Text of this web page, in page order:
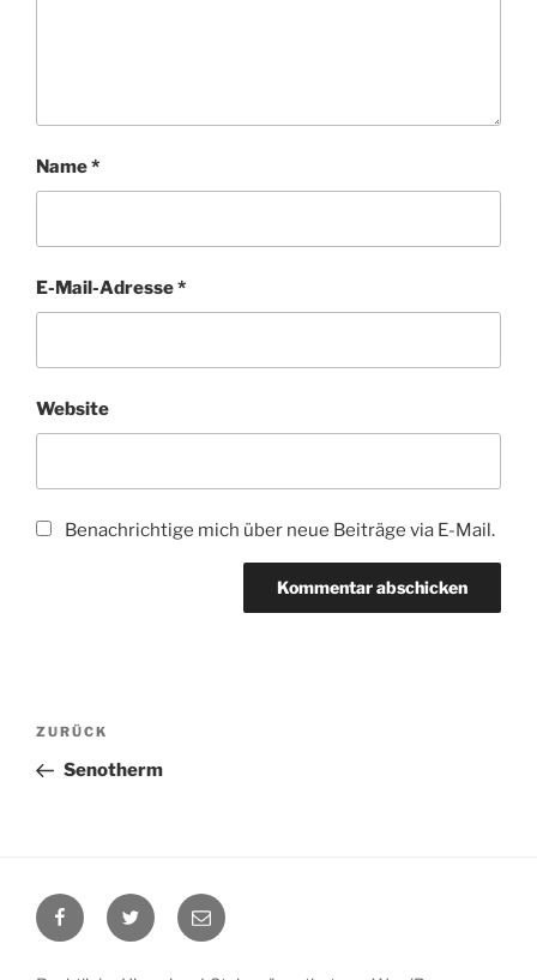
Name*
E-Mail-Adresse*
Website
Benachrichtige mich über neue Beiträge via E-Mail.
Beitragsnavigation
Vorheriger
Beitrag
ZURÜCK
Senotherm
FacebookTwitter E-
Mail